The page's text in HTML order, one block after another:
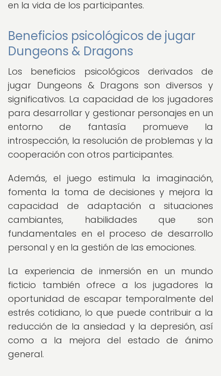
en la vida de los participantes.
Beneficios psicológicos de jugar
Dungeons & Dragons
Los beneficios psicológicos derivados de
jugar Dungeons & Dragons son diversos y
significativos. La capacidad de los jugadores
para desarrollar y gestionar personajes en un
entorno de fantasía promueve la
introspección, la resolución de problemas y la
cooperación con otros participantes.
Además, el juego estimula la imaginación,
fomenta la toma de decisiones y mejora la
capacidad de adaptación a situaciones
cambiantes, habilidades que son
fundamentales en el proceso de desarrollo
personal y en la gestión de las emociones.
La experiencia de inmersión en un mundo
ficticio también ofrece a los jugadores la
oportunidad de escapar temporalmente del
estrés cotidiano, lo que puede contribuir a la
reducción de la ansiedad y la depresión, así
como a la mejora del estado de ánimo
general.